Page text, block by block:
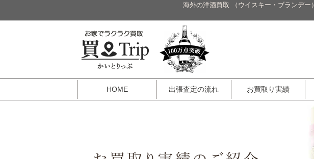
海外の洋酒買取 （ウイスキー・ブランデー）
HOME 出張査定の流れ お買取り実績